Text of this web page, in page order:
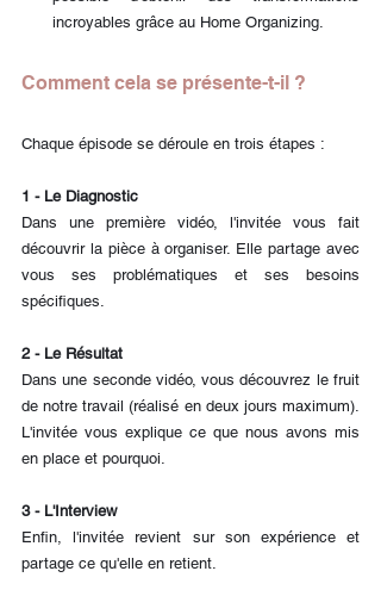
incroyables grâce au Home Organizing.
Comment cela se présente-t-il ?
Chaque épisode se déroule en trois étapes :
1 - Le Diagnostic
Dans une première vidéo, l'invitée vous fait
découvrir la pièce à organiser. Elle partage avec
vous ses problématiques et ses besoins
spécifiques.
2 - Le Résultat
Dans une seconde vidéo, vous découvrez le fruit
de notre travail (réalisé en deux jours maximum).
L'invitée vous explique ce que nous avons mis
en place et pourquoi.
3 - L'Interview
Enfin, l'invitée revient sur son expérience et
partage ce qu'elle en retient.